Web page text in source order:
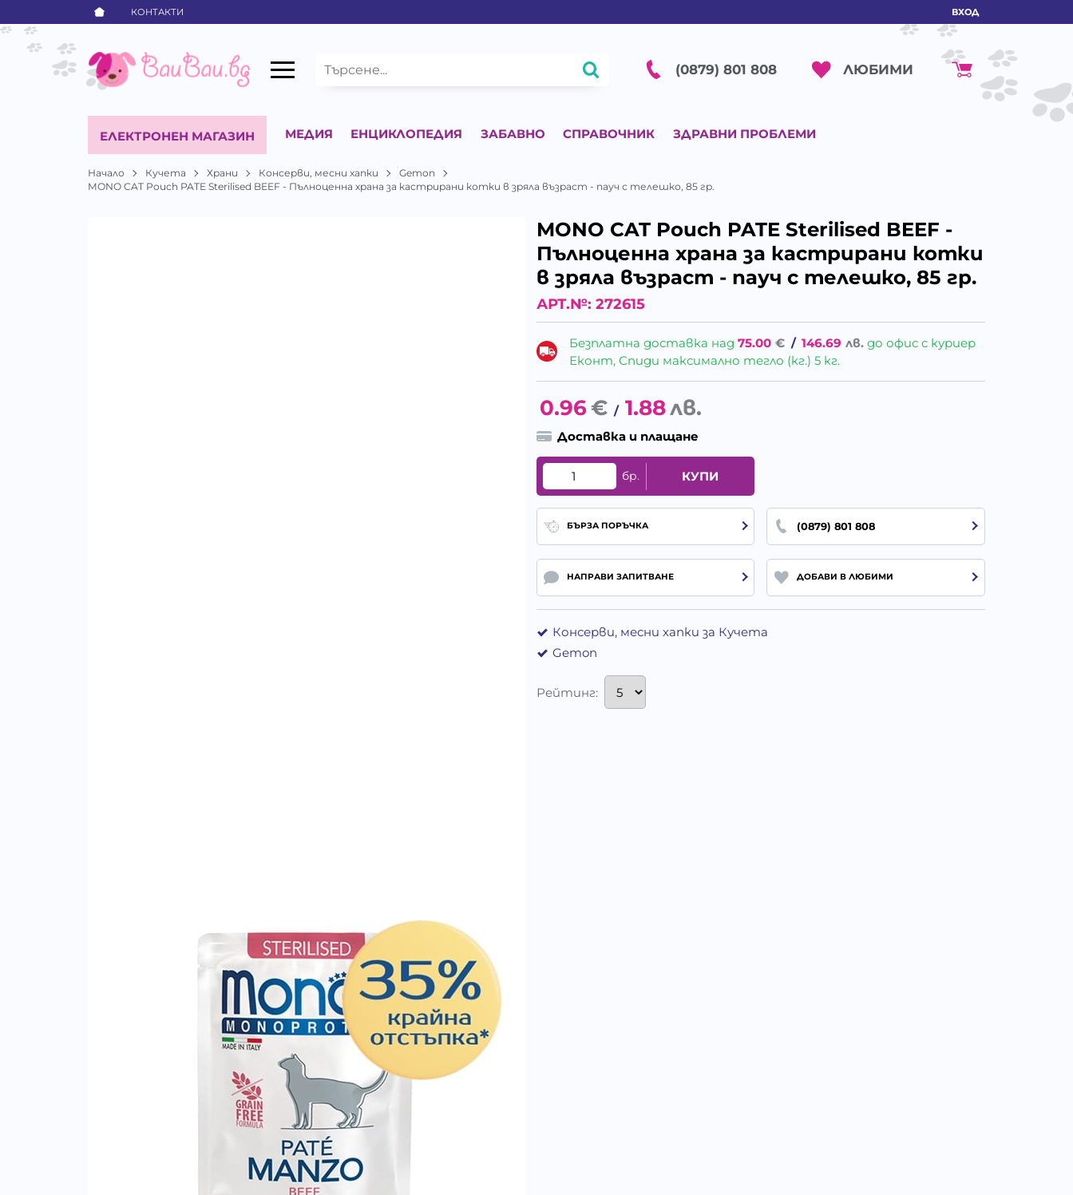
КОНТАКТИ ВХОД
(0879) 801 808 ЛЮБИМИ
ЕЛЕКТРОНЕН МАГАЗИН МЕДИЯ ЕНЦИКЛОПЕДИЯ ЗАБАВНО СПРАВОЧНИК ЗДРАВНИ ПРОБЛЕМИ
Начало Кучета Храни Консерви, месни хапки
Gemon
MONO CAT Pouch PATE Sterilised BEEF - Пълноценна храна за кастрирани котки в зряла възраст - пауч с телешко, 85 гр.
MONO CAT Pouch PATE Sterilised BEEF -
Пълноценна храна за кастрирани котки
в зряла възраст - пауч с телешко, 85 гр.
АРТ.№: 272615
Безплатна доставка над75.00 € / 146.69 лв. до офис с куриер
Еконт, Спиди максимално тегло (кг.) 5 кг.
0.96€ / 1.88лв.
Доставка и плащане
бр. КУПИ
БЪРЗА ПОРЪЧКА (0879) 801 808
НАПРАВИ ЗАПИТВАНЕ ДОБАВИ В ЛЮБИМИ
Консерви, месни хапки за Кучета
Gemon
Рейтинг: